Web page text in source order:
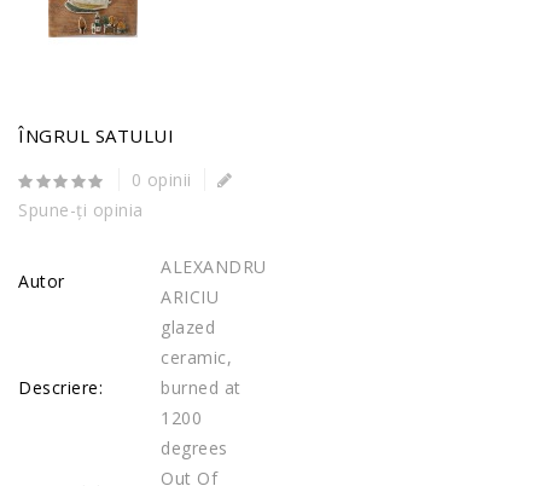
ÎNGRUL SATULUI
0 opinii
Spune-ţi opinia
Autor
ALEXANDRU
ARICIU
Descriere:
glazed
ceramic,
burned at
1200
degrees
Out Of